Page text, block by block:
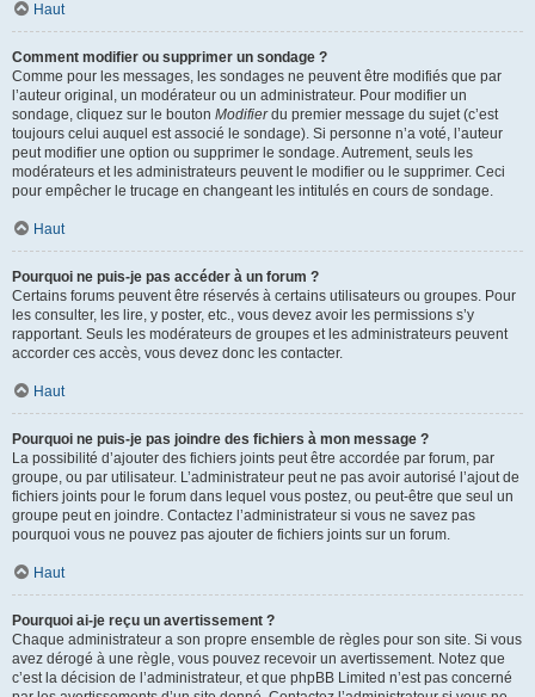
Haut
Comment modifier ou supprimer un sondage ?
Comme pour les messages, les sondages ne peuvent être modifiés que par
l’auteur original, un modérateur ou un administrateur. Pour modifier un
sondage, cliquez sur le bouton Modifierdu premier message du sujet (c’est
toujours celui auquel est associé le sondage). Si personne n’a voté, l’auteur
peut modifier une option ou supprimer le sondage. Autrement, seuls les
modérateurs et les administrateurs peuvent le modifier ou le supprimer. Ceci
pour empêcher le trucage en changeant les intitulés en cours de sondage.
Haut
Pourquoi ne puis-je pas accéder à un forum ?
Certains forums peuvent être réservés à certains utilisateurs ou groupes. Pour
les consulter, les lire, y poster, etc., vous devez avoir les permissions s’y
rapportant. Seuls les modérateurs de groupes et les administrateurs peuvent
accorder ces accès, vous devez donc les contacter.
Haut
Pourquoi ne puis-je pas joindre des fichiers à mon message ?
La possibilité d’ajouter des fichiers joints peut être accordée par forum, par
groupe, ou par utilisateur. L’administrateur peut ne pas avoir autorisé l’ajout de
fichiers joints pour le forum dans lequel vous postez, ou peut-être que seul un
groupe peut en joindre. Contactez l’administrateur si vous ne savez pas
pourquoi vous ne pouvez pas ajouter de fichiers joints sur un forum.
Haut
Pourquoi ai-je reçu un avertissement ?
Chaque administrateur a son propre ensemble de règles pour son site. Si vous
avez dérogé à une règle, vous pouvez recevoir un avertissement. Notez que
c’est la décision de l’administrateur, et que phpBB Limited n’est pas concerné